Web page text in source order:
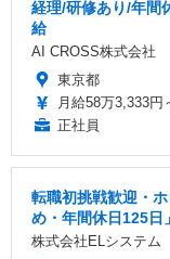
経理/研修あり/年間
給
AI CROSS株式会社
東京都
月給58万3,333円
正社員
転職初挑戦歓迎・
め・年間休日125日
株式会社ELシステム